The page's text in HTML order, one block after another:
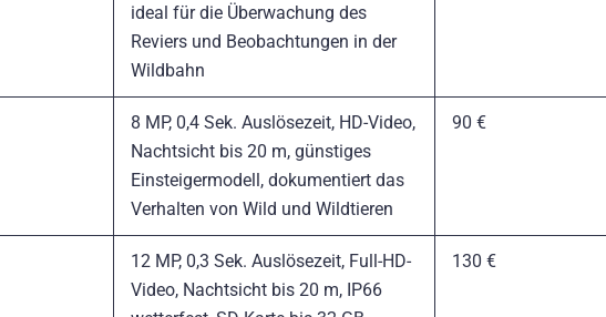
ideal für die Überwachung des
Reviers und Beobachtungen in der
Wildbahn
8 MP, 0,4 Sek. Auslösezeit, HD-Video,
Nachtsicht bis 20 m, günstiges
Einsteigermodell, dokumentiert das
Verhalten von Wild und Wildtieren
90 €
12 MP, 0,3 Sek. Auslösezeit, Full-HD-
Video, Nachtsicht bis 20 m, IP66
130 €